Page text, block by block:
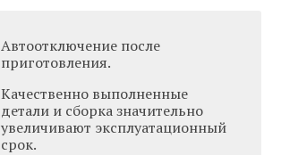
Автоотключение после
приготовления.
Качественно выполненные
детали и сборка значительно
увеличивают эксплуатационный
срок.